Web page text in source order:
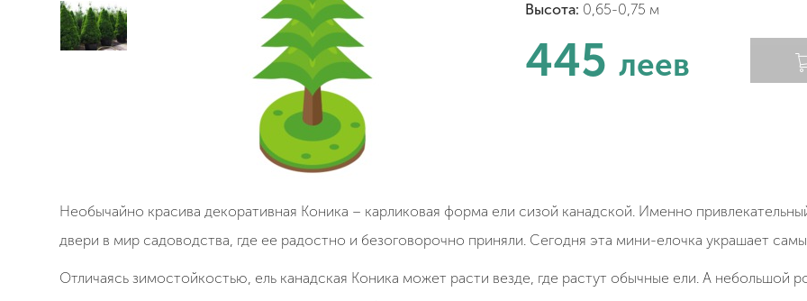
Высота: 0,65-0,75 м
445 леев
Необычайно красива декоративная Коника – карликовая форма ели сизой канадской. Именно
двери в мир садоводства, где ее радостно и безоговорочно приняли. Сегодня эта мини-елочка украшает
Отличаясь зимостойкостью, ель канадская Коника может расти везде, где растут обычные ели. А небольшой